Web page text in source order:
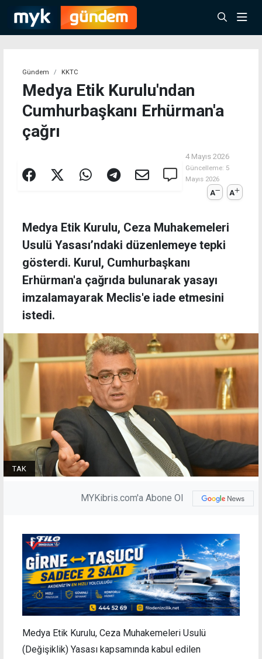
Gündem KKTC
Medya Etik Kurulu'ndan
Cumhurbaşkanı Erhürman'a
çağrı
4 Mayıs 2026
Güncelleme: 5
Mayıs 2026
A A
Medya Etik Kurulu, Ceza Muhakemeleri
Usulü Yasası’ndaki düzenlemeye tepki
gösterdi. Kurul, Cumhurbaşkanı
Erhürman'a çağrıda bulunarak yasayı
imzalamayarak Meclis'e iade etmesini
istedi.
TAK
MYKibris.com'a Abone Ol
Medya Etik Kurulu, Ceza Muhakemeleri Usulü
(Değişiklik) Yasası kapsamında kabul edilen